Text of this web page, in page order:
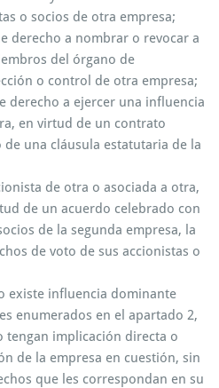
o socios de otra empresa;
derecho a nombrar o revocar a
del órgano de
o control de otra empresa;
derecho a ejercer una influencia
en virtud de un contrato
una cláusula estatutaria de la
de otra o asociada a otra,
de un acuerdo celebrado con
de la segunda empresa, la
de voto de sus accionistas o
existe influencia dominante
enumerados en el apartado 2,
tengan implicación directa o
de la empresa en cuestión, sin
que les correspondan en su